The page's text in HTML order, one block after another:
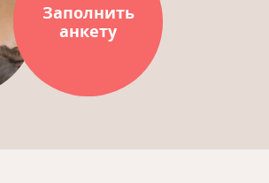
Заполнить
анкету